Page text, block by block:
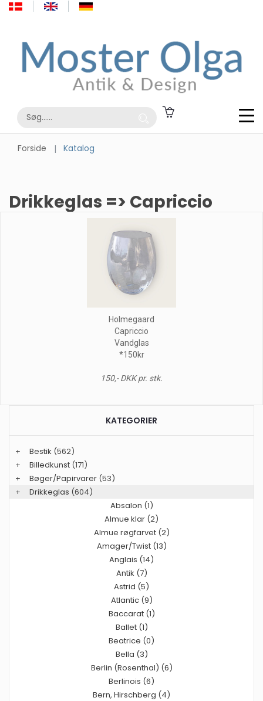
Forside Katalog
Drikkeglas => Capriccio
Holmegaard
Capriccio
Vandglas
*150kr
150,- DKK pr. stk.
KATEGORIER
+ Bestik (562)
+
Billedkunst (171)
+
Bøger/Papirvarer (53)
+
Drikkeglas (604)
Absalon (1)
Almue klar (2)
Almue røgfarvet (2)
Amager/Twist (13)
Anglais (14)
Antik (7)
Astrid (5)
Atlantic (9)
Baccarat (1)
Ballet (1)
Beatrice (0)
Bella (3)
Berlin (Rosenthal) (6)
Berlinois (6)
Bern, Hirschberg (4)